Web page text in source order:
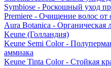
Symbiose - Роскошный уход
Premiere - Очищение волос от
Aura Botanica - Органическая
Keune (Голландия)
Keune Semi Color -
аммиака
Keune Tinta Color - Стойкая